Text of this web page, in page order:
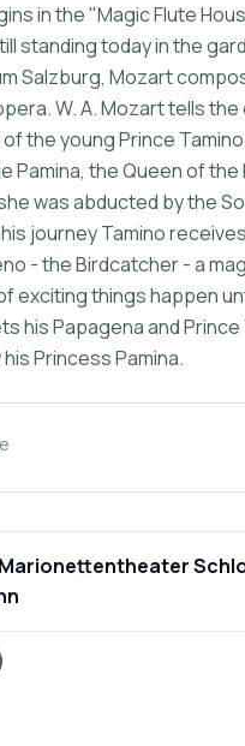
in the "Magic Flute
standing today in the
Salzburg, Mozart
W. A. Mozart tells the
the young Prince
Pamina, the Queen of the
was abducted by the
journey Tamino
- the Birdcatcher - a
exciting things happen
his Papagena and Prince
Princess Pamina.